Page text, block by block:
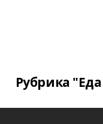
Рубрика